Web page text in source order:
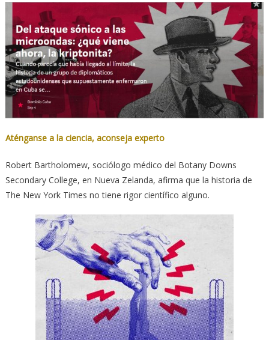
Aténganse a la ciencia, aconseja experto
Robert Bartholomew, sociólogo médico del Botany Downs
Secondary College, en Nueva Zelanda, afirma que la historia de
The New York Times no tiene rigor científico alguno.